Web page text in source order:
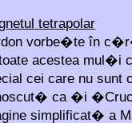
tetrapolar
vorbe�te în
acestea mul�i
cei care nu
ca �i
simplificat� a